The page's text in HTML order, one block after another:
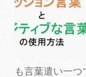
も言葉遣い一